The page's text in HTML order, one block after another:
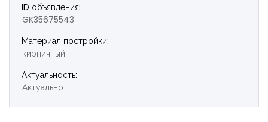
ID объявления:
GK35675543
Материал постройки:
кирпичный
Актуальность:
Актуально